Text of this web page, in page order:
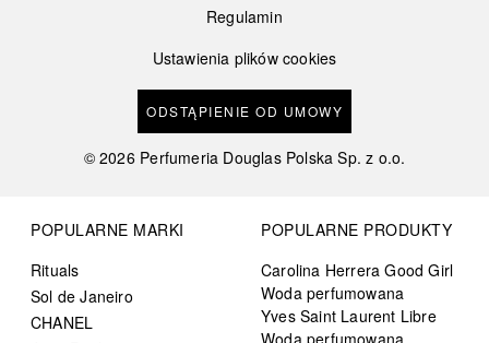
Regulamin
Ustawienia plików cookies
ODSTĄPIENIE OD UMOWY
©2026 Perfumeria Douglas Polska Sp. z o.o.
POPULARNE MARKI
Rituals
Sol de Janeiro
CHANEL
POPULARNE PRODUKTY
Carolina Herrera Good Girl
Woda perfumowana
Yves Saint Laurent Libre
Woda perfumowana